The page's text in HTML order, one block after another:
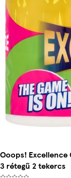
Ooops!
3 rétegű 2 tekercs